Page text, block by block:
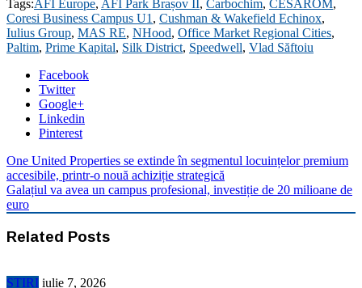
Tags:AFI Europe, AFI Park Brașov II, Carbochim, CESAROM,
Coresi Business Campus U1 , Cushman & Wakefield Echinox,
Iulius Group, MAS RE, NHood, Office Market Regional Cities,
Paltim, Prime Kapital, Silk District, Speedwell, Vlad Săftoiu
Facebook
Twitter
Google+
Linkedin
Pinterest
One United Properties se extinde în segmentul locuințelor premium
accesibile, printr-o nouă achiziție strategică
Galațiul va avea un campus profesional, investiție de 20 milioane de
euro
Related Posts
STIRI iulie 7, 2026